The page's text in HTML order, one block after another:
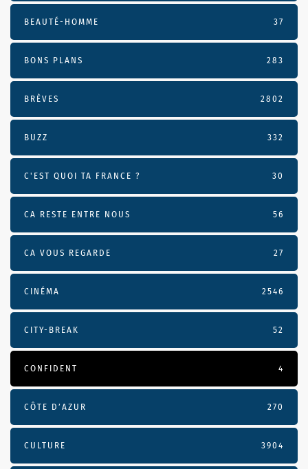
BEAUTÉ-HOMME 37
BONS PLANS 283
BRÈVES 2802
BUZZ 332
C'EST QUOI TA FRANCE ? 30
CA RESTE ENTRE NOUS 56
CA VOUS REGARDE 27
CINÉMA 2546
CITY-BREAK 52
CONFIDENT 4
CÔTE D’AZUR 270
CULTURE 3904